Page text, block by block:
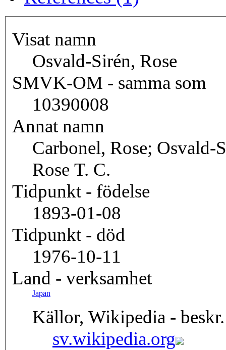
Visat namn
Osvald-Sirén, Rose
SMVK-OM - samma som
10390008
Annat namn
Carbonel, Rose; Osvald-
Rose T. C.
Tidpunkt - födelse
1893-01-08
Tidpunkt - död
1976-10-11
Land - verksamhet
Japan
Källor, Wikipedia -
sv.wikipedia.org